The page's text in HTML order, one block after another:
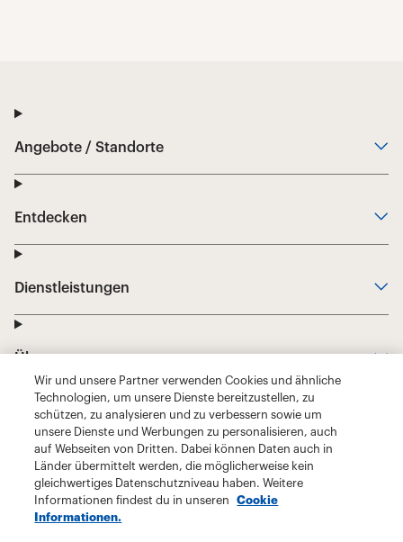
Wir und unsere Partner verwenden Cookies und ähnliche
Technologien, um unsere Dienste bereitzustellen, zu
schützen, zu analysieren und zu verbessern sowie um
unsere Dienste und Werbungen zu personalisieren, auch
auf Webseiten von Dritten. Dabei können Daten auch in
Länder übermittelt werden, die möglicherweise kein
gleichwertiges Datenschutzniveau haben. Weitere
Informationen findest du in unseren
Cookie
Informationen.